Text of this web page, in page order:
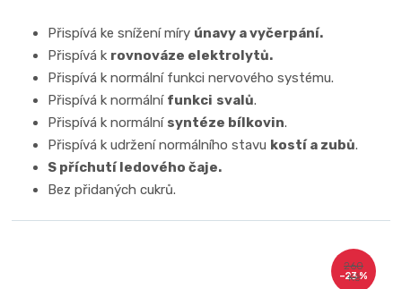
Přispívá ke snížení míry únavy a vyčerpání.
Přispívá k rovnováze elektrolytů.
Přispívá k normální funkci nervového systému.
Přispívá k normální funkci svalů.
Přispívá k normální syntéze bílkovin.
Přispívá k udržení normálního stavu kostí a zubů.
S příchutí ledového čaje.
Bez přidaných cukrů.
260
Kč
–23 %